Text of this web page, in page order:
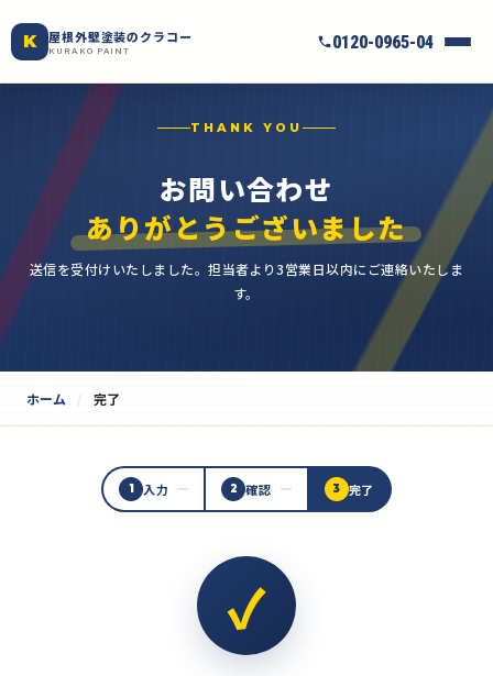
K 屋根外壁塗装のクラコー
KURAKO PAINT 0120-0965-04
THANK YOU
お問い合わせ
ありがとうございました
送信を受付けいたしました。担当者より3営業日以内にご連絡いたしま
す。
ホーム 完了
1 入力 2 確認 3 完了
✓